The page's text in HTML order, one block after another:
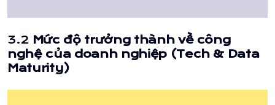
3.2 Mức độ trưởng thành về công
nghệ của doanh nghiệp (Tech & Data
Maturity)